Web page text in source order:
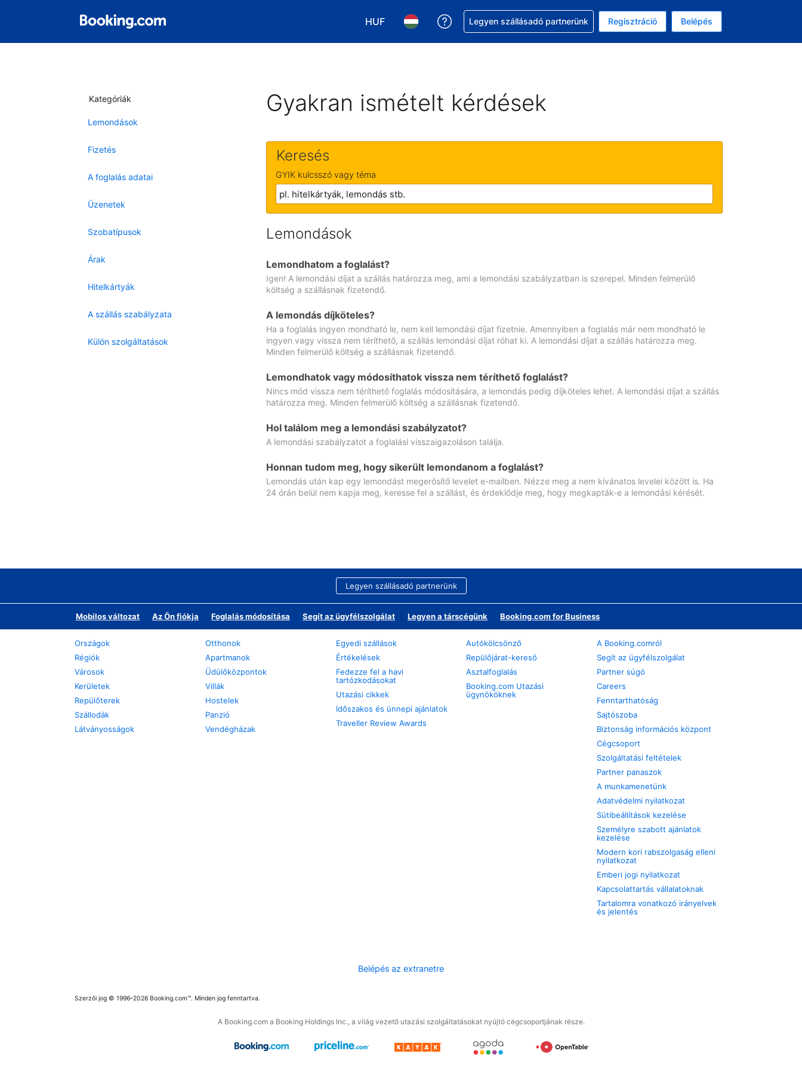
HUF
Válasszon pénznemet. Jelenlegi kiválasztott pénznem: magyar forint
Válasszon nyelvet. Jelenleg kiválasztott nyelv: Magyar
Segítség a foglalással
Legyen szállásadó partnerünk Regisztráció Belépés
Kategóriák
Lemondások
Fizetés
A foglalás adatai
Üzenetek
Szobatípusok
Árak
Hitelkártyák
A szállás szabályzata
Külön szolgáltatások
Gyakran ismételt kérdések
Keresés
GYIK kulcsszó vagy téma
Lemondások
Lemondhatom a foglalást?
Igen! A lemondási díjat a szállás határozza meg, ami a lemondási szabályzatban is szerepel. Minden felmerülő
költség a szállásnak fizetendő.
A lemondás díjköteles?
Ha a foglalás ingyen mondható le, nem kell lemondási díjat fizetnie. Amennyiben a foglalás már nem mondható le
ingyen vagy vissza nem téríthető, a szállás lemondási díjat róhat ki. A lemondási díjat a szállás határozza meg.
Minden felmerülő költség a szállásnak fizetendő.
Lemondhatok vagy módosíthatok vissza nem téríthető foglalást?
Nincs mód vissza nem téríthető foglalás módosítására, a lemondás pedig díjköteles lehet. A lemondási díjat a szállás
határozza meg. Minden felmerülő költség a szállásnak fizetendő.
Hol találom meg a lemondási szabályzatot?
A lemondási szabályzatot a foglalási visszaigazoláson találja.
Honnan tudom meg, hogy sikerült lemondanom a foglalást?
Lemondás után kap egy lemondást megerősítő levelet e-mailben. Nézze meg a nem kívánatos levelei között is. Ha
24 órán belül nem kapja meg, keresse fel a szállást, és érdeklődje meg, hogy megkapták-e a lemondási kérését.
Legyen szállásadó partnerünk
Mobilos változat Az Ön fiókja Foglalás módosítása Segít az ügyfélszolgálat Legyen a társcégünk Booking.com for Business
Országok
Régiók
Városok
Kerületek
Repülőterek
Szállodák
Látványosságok
Otthonok
Apartmanok
Üdülőközpontok
Villák
Hostelek
Panzió
Vendégházak
Egyedi szállások
Értékelések
Fedezze fel a havi
tartózkodásokat
Utazási cikkek
Időszakos és ünnepi ajánlatok
Traveller Review Awards
Autókölcsönző
Repülőjárat-kereső
Asztalfoglalás
Booking.com Utazási
ügynököknek
A Booking.comról
Segít az ügyfélszolgálat
Partner súgó
Careers
Fenntarthatóság
Sajtószoba
Biztonság információs központ
Cégcsoport
Szolgáltatási feltételek
Partner panaszok
A munkamenetünk
Adatvédelmi nyilatkozat
Sütibeállítások kezelése
Személyre szabott ajánlatok
kezelése
Modern kori rabszolgaság elleni
nyilatkozat
Emberi jogi nyilatkozat
Kapcsolattartás vállalatoknak
Tartalomra vonatkozó irányelvek
és jelentés
Belépés az extranetre
Szerzői jog © 1996–2026 Booking.com™. Minden jog fenntartva.
A Booking.com a Booking Holdings Inc., a világ vezető utazási szolgáltatásokat nyújtó cégcsoportjának része.